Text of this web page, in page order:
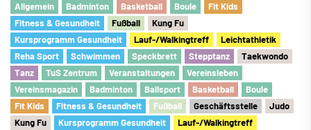
Allgemein Badminton Basketball Boule
Fit Kids
Fitness & Gesundheit
Fußball
Kung Fu
Kursprogramm Gesundheit
Lauf-/Walkingtreff
Leichtathletik
Reha Sport
Schwimmen Speckbrett Stepptanz
Taekwondo
Tanz
TuS Zentrum Veranstaltungen
Vereinsleben
Vereinsmagazin
Badminton Ballsport Basketball
Boule
Fit Kids
Fitness & Gesundheit Fußball Geschäftsstelle
Judo
Kung Fu
Kursprogramm Gesundheit
Lauf-/Walkingtreff